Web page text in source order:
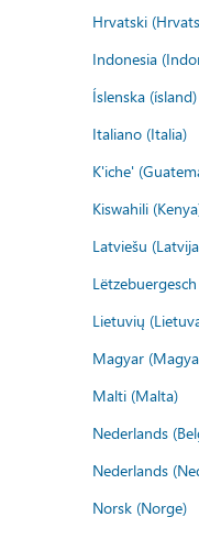
Hrvatski
Indonesia
Íslenska (ísland)
Italiano (Italia)
K'iche'
Kiswahili
Latviešu
Lietuvių
Magyar
Malti (Malta)
Nederlands
Nederlands
Norsk (Norge)